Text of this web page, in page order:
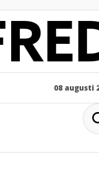
08 augusti